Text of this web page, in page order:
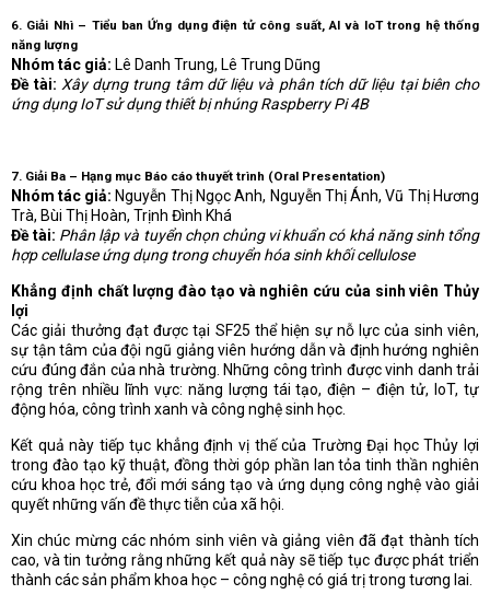
6. Giải Nhì – Tiểu ban Ứng dụng điện tử công suất, AI và IoT trong hệ thống
năng lượng
Nhóm tác giả: Lê Danh Trung, Lê Trung Dũng
Đề tài: Xây dựng trung tâm dữ liệu và phân tích dữ liệu tại biên cho
ứng dụng IoT sử dụng thiết bị nhúng Raspberry Pi 4B
7. Giải Ba – Hạng mục Báo cáo thuyết trình (Oral Presentation)
Nhóm tác giả: Nguyễn Thị Ngọc Anh, Nguyễn Thị Ánh, Vũ Thị Hương
Trà, Bùi Thị Hoàn, Trịnh Đình Khá
Đề tài: Phân lập và tuyển chọn chủng vi khuẩn có khả năng sinh tổng
hợp cellulase ứng dụng trong chuyển hóa sinh khối cellulose
Khẳng định chất lượng đào tạo và nghiên cứu của sinh viên Thủy
lợi
Các giải thưởng đạt được tại SF25 thể hiện sự nỗ lực của sinh viên,
sự tận tâm của đội ngũ giảng viên hướng dẫn và định hướng nghiên
cứu đúng đắn của nhà trường. Những công trình được vinh danh trải
rộng trên nhiều lĩnh vực: năng lượng tái tạo, điện – điện tử, IoT, tự
động hóa, công trình xanh và công nghệ sinh học.
Kết quả này tiếp tục khẳng định vị thế của Trường Đại học Thủy lợi
trong đào tạo kỹ thuật, đồng thời góp phần lan tỏa tinh thần nghiên
cứu khoa học trẻ, đổi mới sáng tạo và ứng dụng công nghệ vào giải
quyết những vấn đề thực tiễn của xã hội.
Xin chúc mừng các nhóm sinh viên và giảng viên đã đạt thành tích
cao, và tin tưởng rằng những kết quả này sẽ tiếp tục được phát triển
thành các sản phẩm khoa học – công nghệ có giá trị trong tương lai.